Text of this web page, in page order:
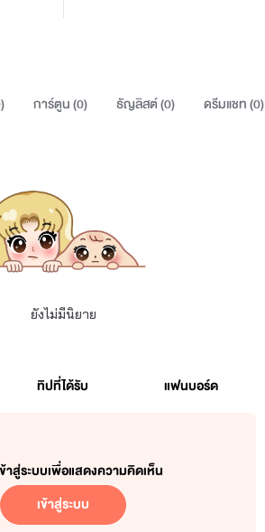
) การ์ตูน (0) ธัญลิสต์ (0) ดรีมแชท (0)
ยังไม่มีนิยาย
ทิปที่ได้รับ แฟนบอร์ด
าสู่ระบบเพื่อแสดงความคิดเห็น
เข้าสู่ระบบ